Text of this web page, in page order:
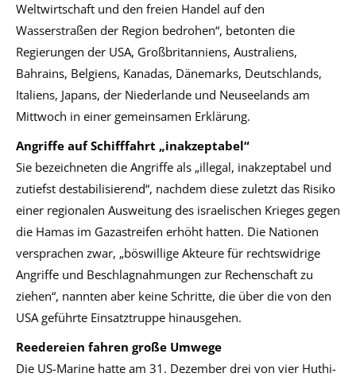
Weltwirtschaft und den freien Handel auf den
Wasserstraßen der Region bedrohen“, betonten die
Regierungen der USA, Großbritanniens, Australiens,
Bahrains, Belgiens, Kanadas, Dänemarks, Deutschlands,
Italiens, Japans, der Niederlande und Neuseelands am
Mittwoch in einer gemeinsamen Erklärung.
Angriffe auf Schifffahrt „inakzeptabel“
Sie bezeichneten die Angriffe als „illegal, inakzeptabel und
zutiefst destabilisierend“, nachdem diese zuletzt das Risiko
einer regionalen Ausweitung des israelischen Krieges gegen
die Hamas im Gazastreifen erhöht hatten. Die Nationen
versprachen zwar, „böswillige Akteure für rechtswidrige
Angriffe und Beschlagnahmungen zur Rechenschaft zu
ziehen“, nannten aber keine Schritte, die über die von den
USA geführte Einsatztruppe hinausgehen.
Reedereien fahren große Umwege
Die US-Marine hatte am 31. Dezember drei von vier Huthi-